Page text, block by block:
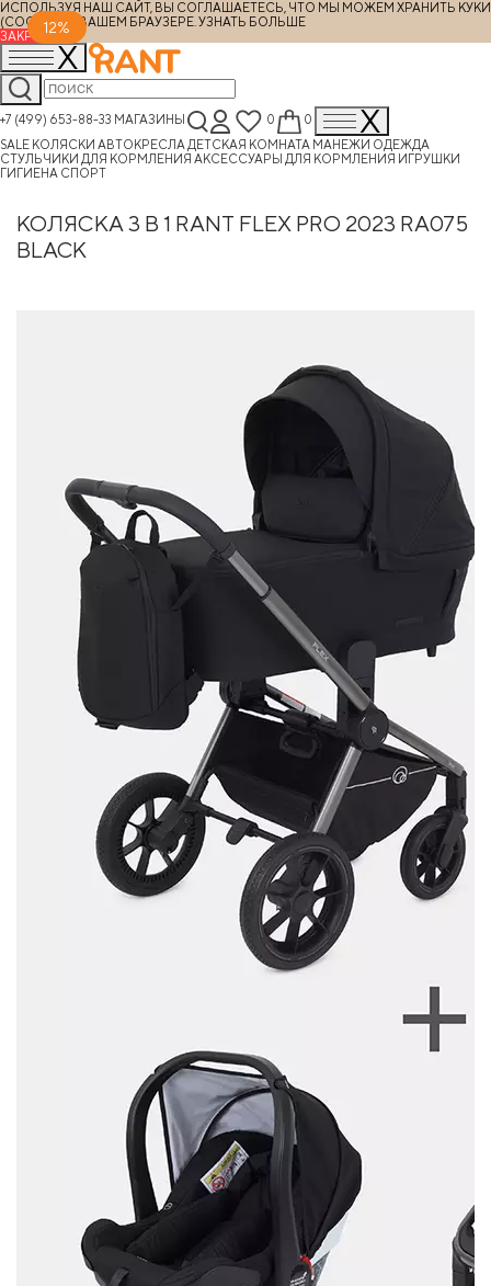
ИСПОЛЬЗУЯ НАШ САЙТ, ВЫ СОГЛАШАЕТЕСЬ, ЧТО МЫ МОЖЕМ ХРАНИТЬ КУКИ
(COOKIES) В ВАШЕМ БРАУЗЕРЕ. УЗНАТЬ БОЛЬШЕ
ЗАКРЫТЬ
+7 (499) 653-88-33 МАГАЗИНЫ 0
0
SALE КОЛЯСКИ АВТОКРЕСЛА ДЕТСКАЯ КОМНАТА МАНЕЖИ ОДЕЖДА
СТУЛЬЧИКИ ДЛЯ КОРМЛЕНИЯ АКСЕССУАРЫ ДЛЯ КОРМЛЕНИЯ ИГРУШКИ
ГИГИЕНА СПОРТ
КОЛЯСКА 3 В 1 RANT FLEX PRO 2023 RA075
BLACK
12%